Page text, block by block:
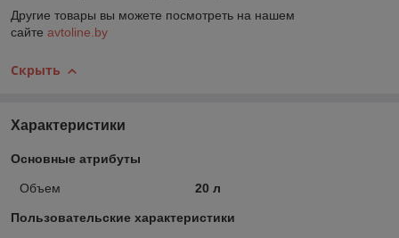
Другие товары вы можете посмотреть на нашем
сайте avtoline.by
Скрыть
Характеристики
Основные атрибуты
Объем 20 л
Пользовательские характеристики